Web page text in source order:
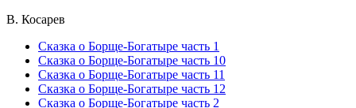
В. Косарев
Сказка о Борще-Богатыре часть 1
Сказка о Борще-Богатыре часть 10
Сказка о Борще-Богатыре часть 11
Сказка о Борще-Богатыре часть 12
Сказка о Борще-Богатыре часть 2